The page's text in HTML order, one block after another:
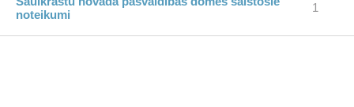
noteikumi
1